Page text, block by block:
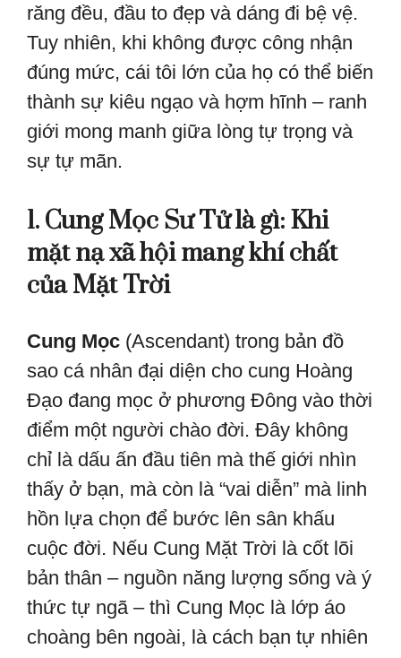
răng đều, đầu to đẹp và dáng đi bệ vệ.
Tuy nhiên, khi không được công nhận
đúng mức, cái tôi lớn của họ có thể biến
thành sự kiêu ngạo và hợm hĩnh – ranh
giới mong manh giữa lòng tự trọng và
sự tự mãn.
1. Cung Mọc Sư Tử là gì: Khi
mặt nạ xã hội mang khí chất
của Mặt Trời
Cung Mọc (Ascendant) trong bản đồ
sao cá nhân đại diện cho cung Hoàng
Đạo đang mọc ở phương Đông vào thời
điểm một người chào đời. Đây không
chỉ là dấu ấn đầu tiên mà thế giới nhìn
thấy ở bạn, mà còn là “vai diễn” mà linh
hồn lựa chọn để bước lên sân khấu
cuộc đời. Nếu Cung Mặt Trời là cốt lõi
bản thân – nguồn năng lượng sống và ý
thức tự ngã – thì Cung Mọc là lớp áo
choàng bên ngoài, là cách bạn tự nhiên